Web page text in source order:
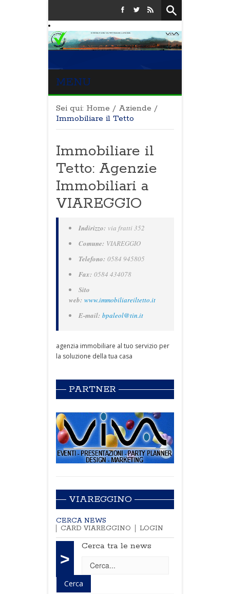
MENU
Sei qui: Home / Aziende /
Immobiliare il Tetto
Immobiliare il
Tetto: Agenzie
Immobiliari a
VIAREGGIO
Indirizzo: via fratti 352
Comune: VIAREGGIO
Telefono: 0584 945805
Fax: 0584 434078
Sito
web: www.immobiliareiltetto.it
E-mail: bpaleol@tin.it
agenzia immobiliare al tuo servizio per
la soluzione della tua casa
PARTNER
VIAREGGINO
CERCA NEWS
CARD VIAREGGINO
LOGIN
>
Cerca tra le news